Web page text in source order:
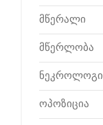
მწერალი
მწერლობა
ნეკროლოგი
ოპოზიცია